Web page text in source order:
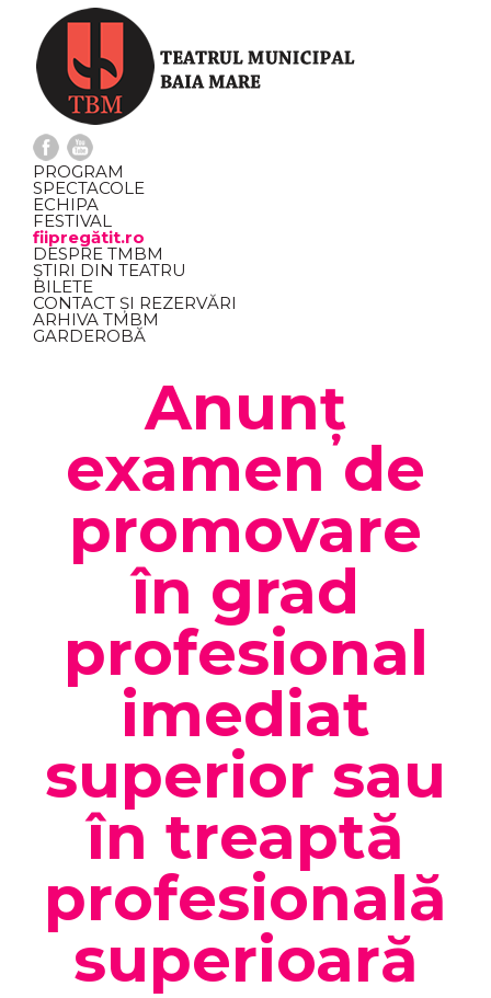
PROGRAM
SPECTACOLE
ECHIPA
FESTIVAL
fiipregătit.ro
DESPRE TMBM
ȘTIRI DIN TEATRU
BILETE
CONTACT ȘI REZERVĂRI
ARHIVA TMBM
GARDEROBĂ
Anunț
examen de
promovare
în grad
profesional
imediat
superior sau
în treaptă
profesională
superioară